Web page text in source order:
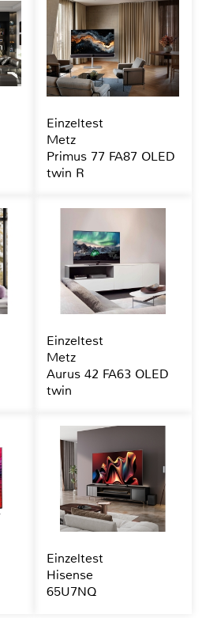
Einzeltest
Metz
Primus 77 FA87 OLED
twin R
Einzeltest
Metz
Aurus 42 FA63 OLED
twin
Einzeltest
Hisense
65U7NQ